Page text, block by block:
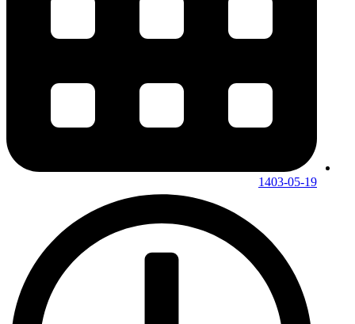
1403-05-19